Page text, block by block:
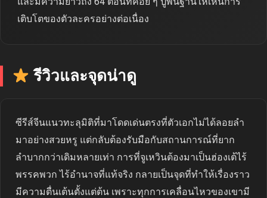
เติบโตของตัวละครอย่างต่อเนื่อง
รีวิวและจุดน่าดู
ซีรีส์จีนแนวทะลุมิติที่มาโดดเด่นตรงที่ตัวเอกไม่ได้ลอยลำ
มาอย่างสวยหรู แต่กลับต้องรับมือกับสถานการณ์ที่ยาก
ลำบากกว่าเดิมหลายเท่า การที่จูเหวินต้องมาเป็นฮ่องเต้ไร้
พรรคพวก ไร้อำนาจที่แท้จริง กลายเป็นจุดที่ทำให้เรื่องราว
มีความตื่นเต้นตั้งแต่ต้น เพราะทุกการเคลื่อนไหวของเขามี